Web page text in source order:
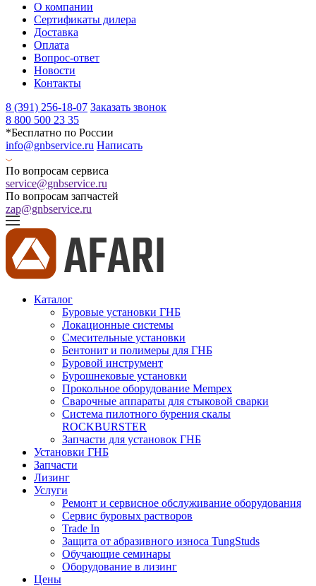
О компании
Сертификаты дилера
Доставка
Оплата
Вопрос-ответ
Новости
Контакты
8 (391) 256-18-07 Заказать звонок
8 800 500 23 35
*Бесплатно по России
info@gnbservice.ru Написать
По вопросам сервиса
service@gnbservice.ru
По вопросам запчастей
zap@gnbservice.ru
Каталог
Буровые установки ГНБ
Локационные системы
Смесительные установки
Бентонит и полимеры для ГНБ
Буровой инструмент
Бурошнековые установки
Прокольное оборудование Mempex
Сварочные аппараты для стыковой сварки
Система пилотного бурения скалы
ROCKBURSTER
Запчасти для установок ГНБ
Установки ГНБ
Запчасти
Лизинг
Услуги
Ремонт и сервисное обслуживание оборудования
Сервис буровых растворов
Trade In
Защита от абразивного износа TungStuds
Обучающие семинары
Оборудование в лизинг
Цены